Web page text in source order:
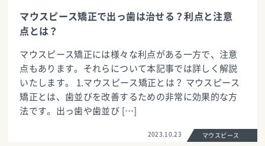
マウスピース矯正で出っ歯は治せる？利点と注意
点とは？
マウスピース矯正には様々な利点がある一方で、注意
点もあります。それらについて本記事では詳しく解説
いたします。 1.マウスピース矯正とは？ マウスピース
矯正とは、歯並びを改善するための非常に効果的な方
法です。出っ歯や歯並び […]
2023.10.23 マウスピース